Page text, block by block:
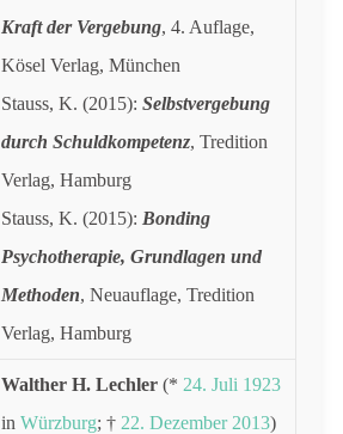
Kraft der Vergebung, 4. Auflage,
Kösel Verlag, München
Stauss, K. (2015):Selbstvergebung
durch Schuldkompetenz, Tredition
Verlag, Hamburg
Stauss, K. (2015): Bonding
Psychotherapie, Grundlagen und
Methoden, Neuauflage, Tredition
Verlag, Hamburg
Walther H. Lechler (* 24. Juli 1923
inWürzburg; † 22. Dezember 2013)